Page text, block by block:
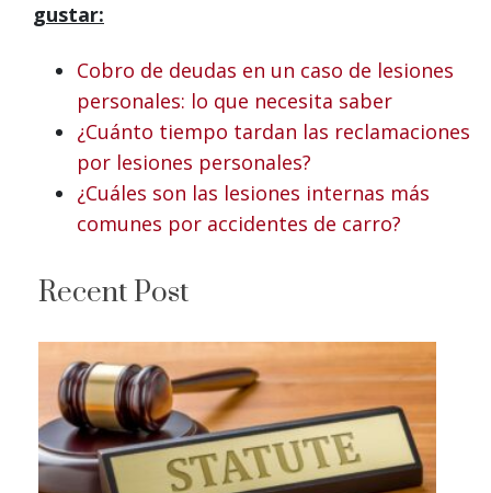
gustar:
Cobro de deudas en un caso de lesiones
personales: lo que necesita saber
¿Cuánto tiempo tardan las reclamaciones
por lesiones personales?
¿Cuáles son las lesiones internas más
comunes por accidentes de carro?
Recent Post